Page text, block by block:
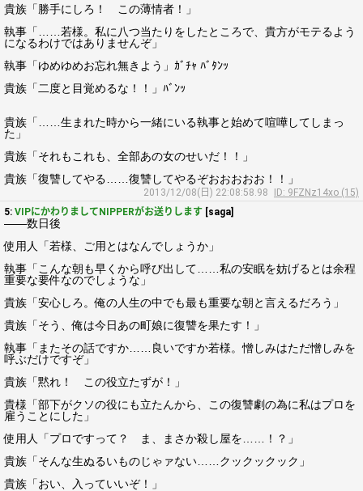
貴族「勝手にしろ！ この薄情者！」
執事「……若様。私に八つ当たりをしたところで、貴方がモテるよう
になるわけではありませんぞ」
執事「ゆめゆめお忘れ無きよう」ｶﾞﾁｬ ﾊﾞﾀﾝｯ
貴族「二度と目覚めるな！！」ﾊﾞﾝｯ
貴族「……生まれた時から一緒にいる執事と始めて喧嘩してしまっ
た」
貴族「それもこれも、全部あの女のせいだ！！」
貴族「復讐してやる……復讐してやるぞおおおおお！！」
2013/12/08(日) 22:08:58.98
ID: 9FZNz14xo (15)
5: VIPにかわりましてNIPPERがお送りします [saga]
――数日後
使用人「若様、ご用とはなんでしょうか」
執事「こんな朝も早くから呼び出して……私の安眠を妨げるとは余程
重要な要件なのでしょうな」
貴族「安心しろ。俺の人生の中でも最も重要な朝と言えるだろう」
貴族「そう、俺は今日あの町娘に復讐を果たす！」
執事「またその話ですか……良いですか若様。憎しみはただ憎しみを
呼ぶだけですぞ」
貴族「黙れ！ この役立たずが！」
貴様「部下がクソの役にも立たんから、この復讐劇の為に私はプロを
雇うことにした」
使用人「プロですって？ ま、まさか殺し屋を……！？」
貴族「そんな生ぬるいものじゃァない……クックックック」
貴族「おい、入っていいぞ！」